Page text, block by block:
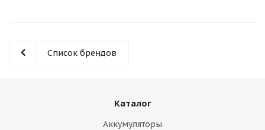
Список брендов
Каталог
Аккумуляторы